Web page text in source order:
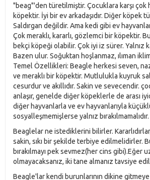
"beag"'den türetilmiştir. Çocuklara karşı çok
köpektir. İyi bir ev arkadaşıdır. Diğer köpek
Saldırgan değildir. Ama kedi gibi ev
Çok meraklı, kararlı, gözlemci bir köpektir.
bekçi köpeği olabilir. Çok iyi iz sürer. Yalnız
Bazen ulur. Soğuktan hoşlanmaz, ılıman
Temel Özellikleri: Beagle herkesi seven,
ve meraklı bir köpektir. Mutlulukla kuyruk
cesurdur ve akıllıdır. Sakin ve sevecendir.
anlaşır, genelde diğer köpeklerle de arası
diğer hayvanlarla ve ev hayvanlarıyla
sosyalleşmemişlerse yalnız bırakılmamalıdır.
Beaglelar ne istediklerini bilirler.
sakin, sıkı bir şekilde terbiye edilmelidirler.
bırakılmayı pek sevmez(her cins gibi).Eğer
olmayacaksanız, iki tane almanız tavsiye
Beagle'lar kendi burunlarının dikine gitmeye